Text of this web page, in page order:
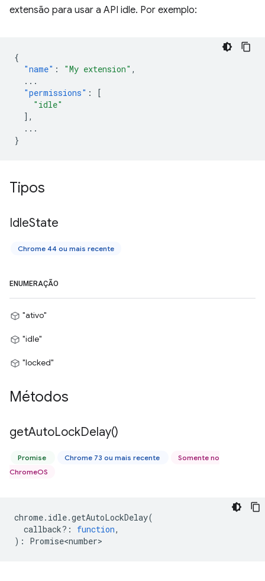
extensão para usar a API idle. Por exemplo:
{
"name" : "My extension" ,
...
"permissions" :
[
"idle"
],
...
}
Tipos
IdleState
Chrome 44 ou mais recente
ENUMERAÇÃO
"ativo"
"idle"
"locked"
Métodos
getAutoLockDelay()
Promise Chrome 73 ou mais recente
Somente no
ChromeOS
chrome. idle.getAutoLockDelay(
callback? : function,
) : Promise<number>